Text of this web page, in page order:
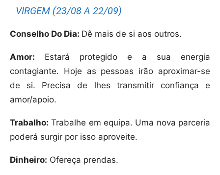
VIRGEM (23/08 A 22/09)
Conselho Do Dia: Dê mais de si aos outros.
Amor: Estará protegido e a sua energia
contagiante. Hoje as pessoas irão aproximar-se
de si. Precisa de lhes transmitir confiança e
amor/apoio.
Trabalho: Trabalhe em equipa. Uma nova parceria
poderá surgir por isso aproveite.
Dinheiro: Ofereça prendas.